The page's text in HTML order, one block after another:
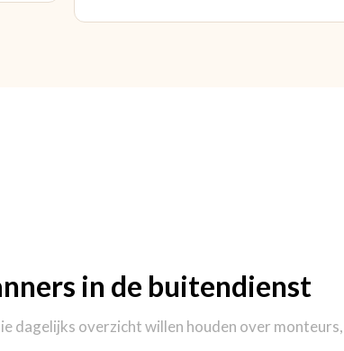
in de buitendienst
dagelijks overzicht willen houden over monteurs,